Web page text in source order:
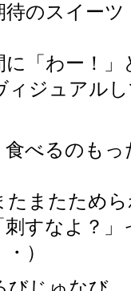
のスイー
「わー！」
ィジュアル
べるのもっ
たまたため
すなよ？」
）